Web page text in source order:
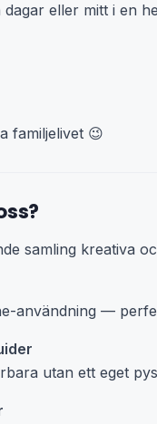
eller mitt i en
familjelivet 😉
samling kreativa
användning —
utan ett eget